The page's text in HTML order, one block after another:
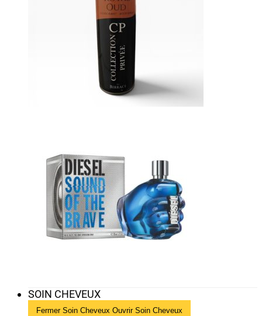
SOIN CHEVEUX
Fermer Soin Cheveux Ouvrir Soin Cheveux